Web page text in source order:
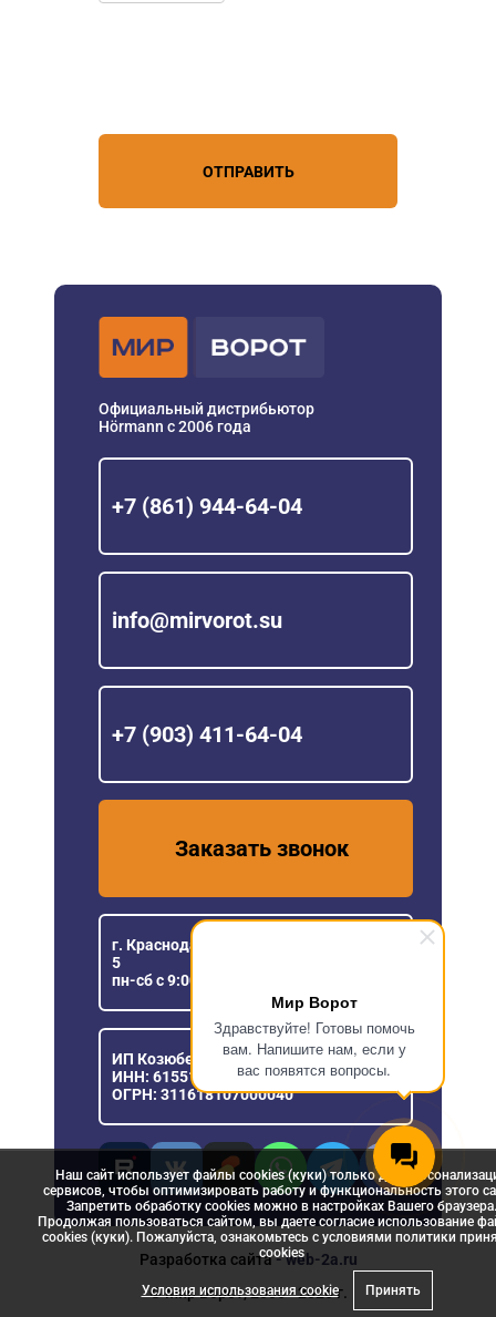
Мир Ворот
Здравствуйте! Готовы помочь
вам. Напишите нам, если у
вас появятся вопросы.
ОТПРАВИТЬ
Официальный дистрибьютор
Hörmann с 2006 года
+7 (861) 944-64-04
info@mirvorot.su
+7 (903) 411-64-04
Заказать звонок
г. Краснодар, ул. Уральская, 151/1, офис
5
пн-сб с 9:00 до 18:00
ИП Козюберда Денис Александрович
ИНН: 615516030057
ОГРН: 311618107000040
Разработка сайта- web-2a.ru
© Мир Ворот, 2006 - 2026 г.
Наш сайт использует файлы cookies (куки) только для
сервисов, чтобы оптимизировать работу и функциональность этого
Запретить обработку cookies можно в настройках Вашего браузера.
Продолжая пользоваться сайтом, вы даете согласие использование
cookies (куки). Пожалуйста, ознакомьтесь с условиями политики
сookies
Условия использования cookie Принять